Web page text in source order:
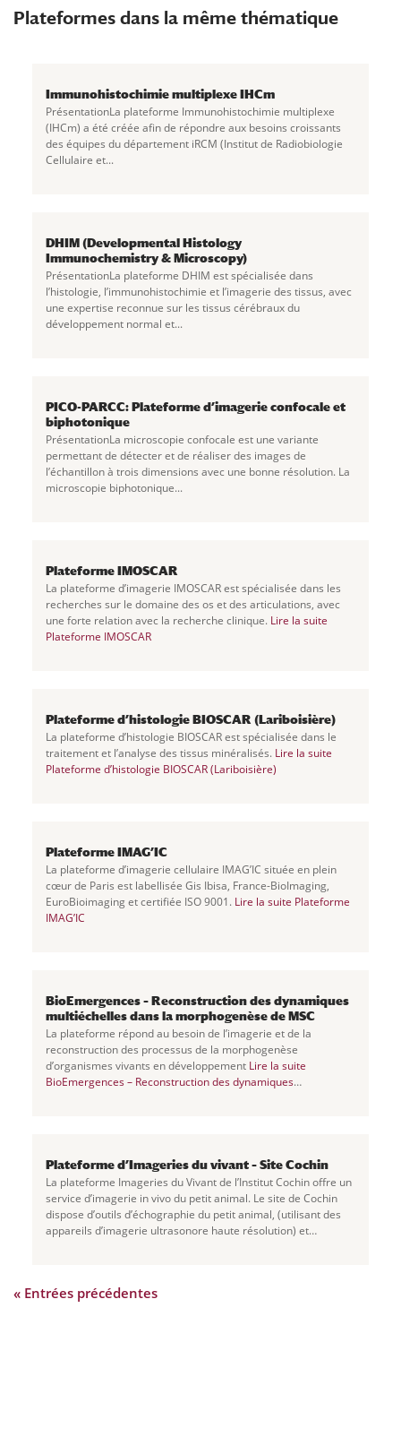
Plateformes dans la même thématique
Immunohistochimie multiplexe IHCm
PrésentationLa plateforme Immunohistochimie multiplexe
(IHCm) a été créée afin de répondre aux besoins croissants
des équipes du département iRCM (Institut de Radiobiologie
Cellulaire et...
DHIM (Developmental Histology
Immunochemistry & Microscopy)
PrésentationLa plateforme DHIM est spécialisée dans
l’histologie, l’immunohistochimie et l’imagerie des tissus, avec
une expertise reconnue sur les tissus cérébraux du
développement normal et...
PICO-PARCC: Plateforme d’imagerie confocale et
biphotonique
PrésentationLa microscopie confocale est une variante
permettant de détecter et de réaliser des images de
l’échantillon à trois dimensions avec une bonne résolution. La
microscopie biphotonique...
Plateforme IMOSCAR
La plateforme d’imagerie IMOSCAR est spécialisée dans les
recherches sur le domaine des os et des articulations, avec
une forte relation avec la recherche clinique. Lire la suite
Plateforme IMOSCAR
Plateforme d’histologie BIOSCAR (Lariboisière)
La plateforme d’histologie BIOSCAR est spécialisée dans le
traitement et l’analyse des tissus minéralisés. Lire la suite
Plateforme d’histologie BIOSCAR (Lariboisière)
Plateforme IMAG’IC
La plateforme d’imagerie cellulaire IMAG’IC située en plein
cœur de Paris est labellisée Gis Ibisa, France-BioImaging,
EuroBioimaging et certifiée ISO 9001. Lire la suite Plateforme
IMAG’IC
BioEmergences – Reconstruction des dynamiques
multiéchelles dans la morphogenèse de MSC
La plateforme répond au besoin de l’imagerie et de la
reconstruction des processus de la morphogenèse
d’organismes vivants en développement Lire la suite
BioEmergences – Reconstruction des dynamiques
Plateforme d’Imageries du vivant – Site Cochin
La plateforme Imageries du Vivant de l’Institut Cochin offre un
service d’imagerie in vivo du petit animal. Le site de Cochin
dispose d’outils d’échographie du petit animal, (utilisant des
appareils d’imagerie ultrasonore haute résolution) et
« Entrées précédentes